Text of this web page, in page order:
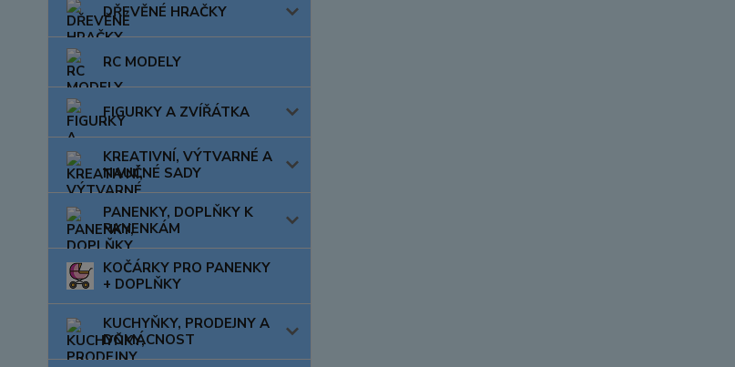
DŘEVĚNÉ HRAČKY
RC MODELY
FIGURKY A ZVÍŘÁTKA
KREATIVNÍ, VÝTVARNÉ A
NAUČNÉ SADY
PANENKY, DOPLŇKY K
PANENKÁM
KOČÁRKY PRO PANENKY
+ DOPLŇKY
KUCHYŇKY, PRODEJNY A
DOMÁCNOST